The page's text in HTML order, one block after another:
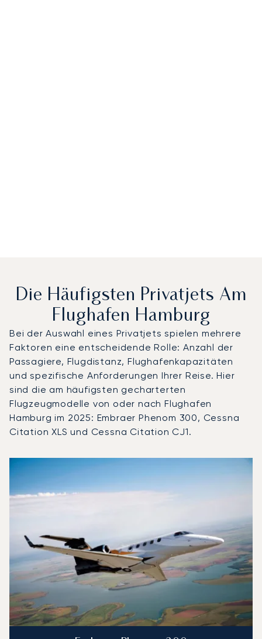
Die Häufigsten Privatjets Am
Flughafen Hamburg
Bei der Auswahl eines Privatjets spielen mehrere
Faktoren eine entscheidende Rolle: Anzahl der
Passagiere, Flugdistanz, Flughafenkapazitäten
und spezifische Anforderungen Ihrer Reise. Hier
sind die am häufigsten gecharterten
Flugzeugmodelle von oder nach Flughafen
Hamburg im 2025: Embraer Phenom 300, Cessna
Citation XLS und Cessna Citation CJ1.
Foto des Flugzeugs
Flugzeugmodell
Sitze
Geschwindigkeit (km/h)
Reichweite (km)
Reichweite (NM)